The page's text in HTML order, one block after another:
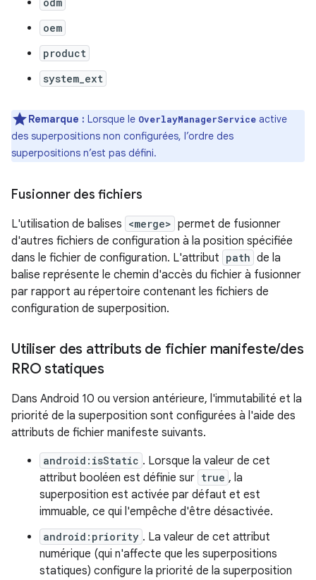
oem
product
system_ext
Remarque : Lorsque le OverlayManagerService active
des superpositions non configurées, l’ordre des
superpositions n’est pas défini.
Fusionner des fichiers
L'utilisation de balises <merge> permet de fusionner
d'autres fichiers de configuration à la position spécifiée
dans le fichier de configuration. L'attribut path de la
balise représente le chemin d'accès du fichier à fusionner
par rapport au répertoire contenant les fichiers de
configuration de superposition.
Utiliser des attributs de fichier manifeste/des
RRO statiques
Dans Android 10 ou version antérieure, l'immutabilité et la
priorité de la superposition sont configurées à l'aide des
attributs de fichier manifeste suivants.
android:isStatic . Lorsque la valeur de cet
attribut booléen est définie sur true , la
superposition est activée par défaut et est
immuable, ce qui l'empêche d'être désactivée.
android:priority . La valeur de cet attribut
numérique (qui n'affecte que les superpositions
statiques) configure la priorité de la superposition